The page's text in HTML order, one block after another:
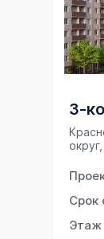
3-
Срок
Этаж